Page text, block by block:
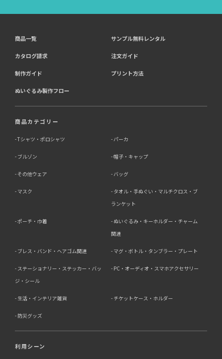
商品一覧 サンプル無料レンタル
カタログ請求 注文ガイド
制作ガイド プリント方法
ぬいぐるみ製作フロー
商品カテゴリー
Tシャツ・ポロシャツ パーカ
ブルゾン 帽子・キャップ
その他ウェア バッグ
マスク
タオル・手ぬぐい・マルチクロス・ブ
ランケット
ポーチ・巾着
ぬいぐるみ・キーホルダー・チャーム
関連
ブレス・バンド・ヘアゴム関連 マグ・ボトル・タンブラー・プレート
ステーショナリー・ステッカー・バッ
ジ・シール
PC・オーディオ・スマホアクセサリー
生活・インテリア雑貨 チケットケース・ホルダー
防災グッズ
利用シーン